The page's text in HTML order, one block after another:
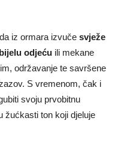
iz ormara izvuče svježe
odjeću ili mekane
održavanje te savršene
S vremenom, čak i
svoju prvobitnu
žućkasti ton koji djeluje